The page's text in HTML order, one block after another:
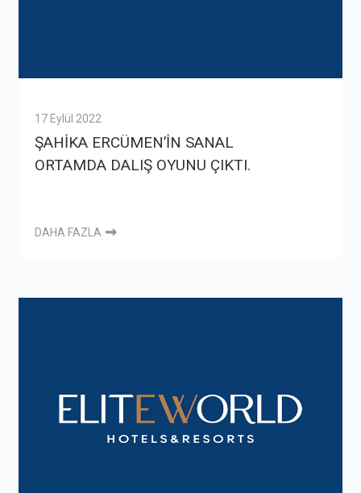
17 Eylül 2022
ŞAHİKA ERCÜMEN’İN SANAL
ORTAMDA DALIŞ OYUNU ÇIKTI.
DAHA FAZLA